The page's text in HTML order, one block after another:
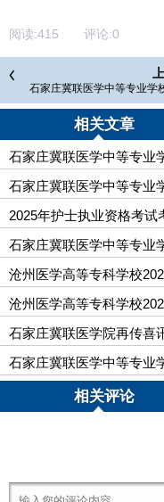
阅读:415 评论:0
石家庄冀联医学中等专业学
相关文章
石家庄冀联医学中等专业
石家庄冀联医学中等专业
2025年护士执业资格考试
石家庄冀联医学中等专业
沧州医学高等专科学校
沧州医学高等专科学校
石家庄冀联医学院再传喜
石家庄冀联医学中等专业
024年度奖学金表彰大会
相关评论